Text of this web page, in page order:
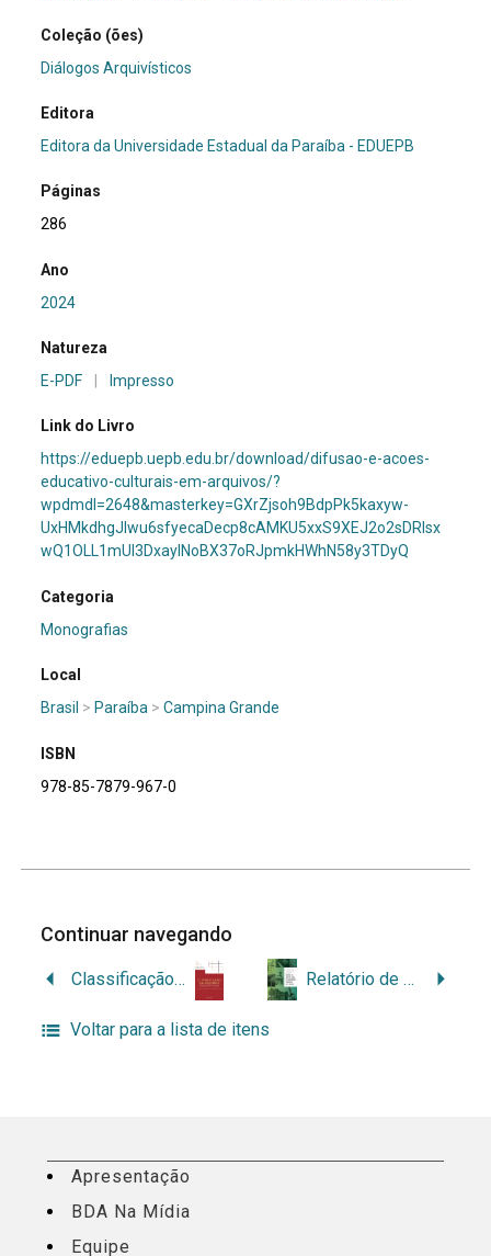
Coleção (ões)
Diálogos Arquivísticos
Editora
Editora da Universidade Estadual da Paraíba - EDUEPB
Páginas
286
Ano
2024
Natureza
E-PDF
Impresso
Link do Livro
https://eduepb.uepb.edu.br/download/difusao-e-acoes-
educativo-culturais-em-arquivos/?
wpdmdl=2648&masterkey=GXrZjsoh9BdpPk5kaxyw-
UxHMkdhgJIwu6sfyecaDecp8cAMKU5xxS9XEJ2o2sDRIsx
wQ1OLL1mUl3DxaylNoBX37oRJpmkHWhN58y3TDyQ
Categoria
Monografias
Local
Brasil > Paraíba >Campina Grande
ISBN
978-85-7879-967-0
Continuar navegando
Classificação em arquivos: fundamentos e práticas Relatório de divulgação dos resultados do primeiro ciclo de aplicação da metodologia de gestão de riscos para o patrimônio cultural da Fiocruz
Voltar para a lista de itens
Apresentação
BDA Na Mídia
Equipe